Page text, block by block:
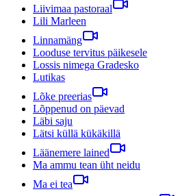
Liivimaa pastoraal
Lili Marleen
Linnamäng
Looduse tervitus päikesele
Lossis nimega Gradesko
Lutikas
Lõke preerias
Lõppenud on päevad
Läbi saju
Lätsi küllä kükäkillä
Läänemere lained
Ma ammu tean üht neidu
Ma ei tea